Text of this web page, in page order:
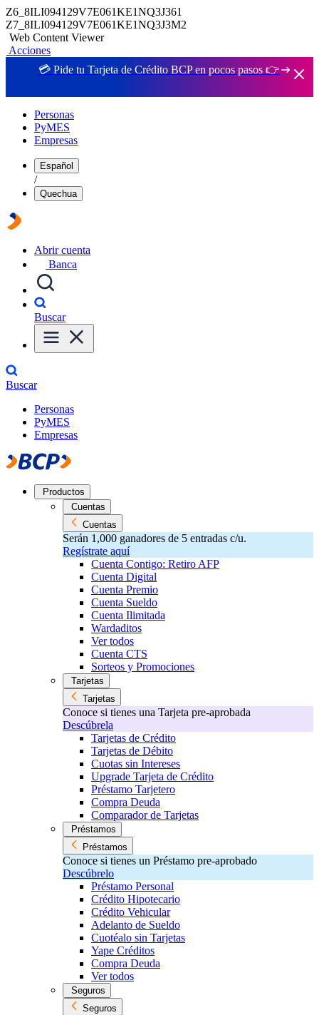
Z6_8ILI094129V7E061KE1NQ3J361
Z7_8ILI094129V7E061KE1NQ3J3M2
Web Content Viewer
Acciones
💳 Pide tu Tarjeta de Crédito BCP en pocos pasos 👉
Personas
PyMES
Empresas
Español
/
Quechua
Abrir cuenta
Banca
Buscar
Buscar
Personas
PyMES
Empresas
Productos
Cuentas
Cuentas
Serán 1,000 ganadores de 5 entradas c/u.
Regístrate aquí
Cuenta Contigo: Retiro AFP
Cuenta Digital
Cuenta Premio
Cuenta Sueldo
Cuenta Ilimitada
Wardaditos
Ver todos
Cuenta CTS
Sorteos y Promociones
Tarjetas
Tarjetas
Conoce si tienes una Tarjeta pre-aprobada
Descúbrela
Tarjetas de Crédito
Tarjetas de Débito
Cuotas sin Intereses
Upgrade Tarjeta de Crédito
Préstamo Tarjetero
Compra Deuda
Comparador de Tarjetas
Préstamos
Préstamos
Conoce si tienes un Préstamo pre-aprobado
Descúbrelo
Préstamo Personal
Crédito Hipotecario
Crédito Vehicular
Adelanto de Sueldo
Cuotéalo sin Tarjetas
Yape Créditos
Compra Deuda
Ver todos
Seguros
Seguros